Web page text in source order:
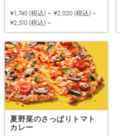
¥1,740 (税込) ~ ¥2,020 (税込) ~
¥2,510 (税込) ~
夏野菜のさっぱりトマト
カレー